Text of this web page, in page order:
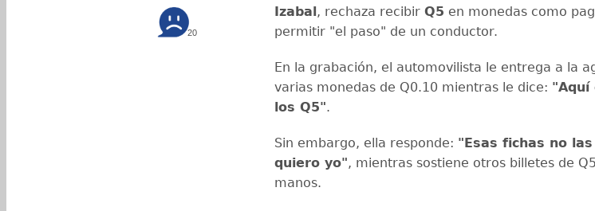
20
Izabal, rechaza recibir Q5 en monedas como
permitir "el paso" de un conductor.
En la grabación, el automovilista le entrega a la
varias monedas de Q0.10 mientras le dice: "Aquí
los Q5".
Sin embargo, ella responde: "Esas fichas no las
quiero yo", mientras sostiene otros billetes de
manos.